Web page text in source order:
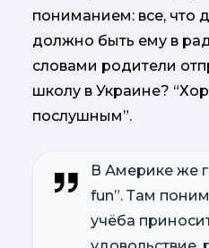
пониманием: все, что
должно быть ему в
словами родители
школу в Украине?
послушным”.
В Америке же
fun”. Там
учёба